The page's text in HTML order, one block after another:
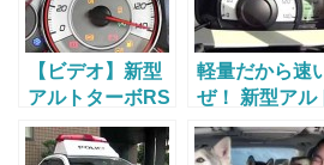
乗して試す！
【ビデオ】新型
アルトターボRS
5AGSで
○○○km/hまで全
軽量だから速
ぜ！ 新型アル
F NA, 5AGSで
フル加速！